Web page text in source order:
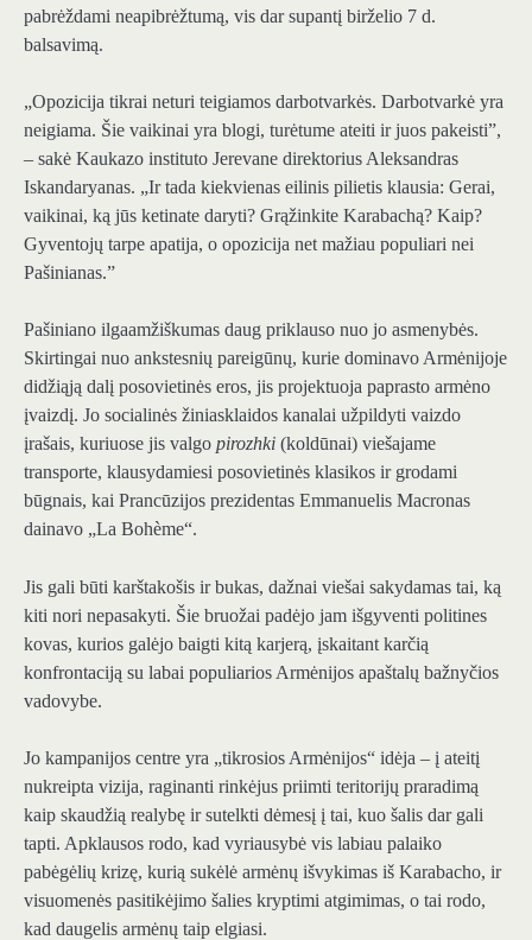
pabrėždami neapibrėžtumą, vis dar supantį birželio 7 d.
balsavimą.
„Opozicija tikrai neturi teigiamos darbotvarkės. Darbotvarkė yra
neigiama. Šie vaikinai yra blogi, turėtume ateiti ir juos pakeisti”,
– sakė Kaukazo instituto Jerevane direktorius Aleksandras
Iskandaryanas. „Ir tada kiekvienas eilinis pilietis klausia: Gerai,
vaikinai, ką jūs ketinate daryti? Grąžinkite Karabachą? Kaip?
Gyventojų tarpe apatija, o opozicija net mažiau populiari nei
Pašinianas.”
Pašiniano ilgaamžiškumas daug priklauso nuo jo asmenybės.
Skirtingai nuo ankstesnių pareigūnų, kurie dominavo Armėnijoje
didžiąją dalį posovietinės eros, jis projektuoja paprasto armėno
įvaizdį. Jo socialinės žiniasklaidos kanalai užpildyti vaizdo
įrašais, kuriuose jis valgo pirozhki (koldūnai) viešajame
transporte, klausydamiesi posovietinės klasikos ir grodami
būgnais, kai Prancūzijos prezidentas Emmanuelis Macronas
dainavo „La Bohème“.
Jis gali būti karštakošis ir bukas, dažnai viešai sakydamas tai, ką
kiti nori nepasakyti. Šie bruožai padėjo jam išgyventi politines
kovas, kurios galėjo baigti kitą karjerą, įskaitant karčią
konfrontaciją su labai populiarios Armėnijos apaštalų bažnyčios
vadovybe.
Jo kampanijos centre yra „tikrosios Armėnijos“ idėja – į ateitį
nukreipta vizija, raginanti rinkėjus priimti teritorijų praradimą
kaip skaudžią realybę ir sutelkti dėmesį į tai, kuo šalis dar gali
tapti. Apklausos rodo, kad vyriausybė vis labiau palaiko
pabėgėlių krizę, kurią sukėlė armėnų išvykimas iš Karabacho, ir
visuomenės pasitikėjimo šalies kryptimi atgimimas, o tai rodo,
kad daugelis armėnų taip elgiasi.